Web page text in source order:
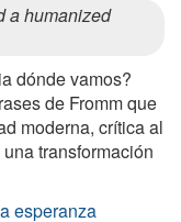
a humanized
dónde vamos?
de Fromm que
moderna, crítica al
transformación
esperanza